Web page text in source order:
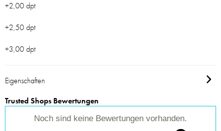
+2,00 dpt
+2,50 dpt
+3,00 dpt
Eigenschaften
Trusted Shops Bewertungen
Noch sind keine Bewertungen vorhanden.